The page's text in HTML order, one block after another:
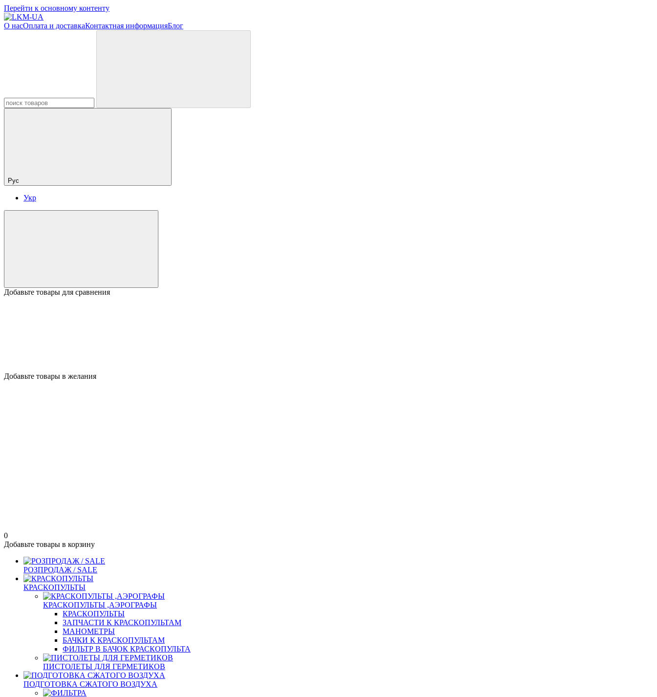
Перейти к основному контенту
О насОплата и доставкаКонтактная информацияБлог
Рус
Укр
Добавьте товары для сравнения
Добавьте товары в желания
0
Добавьте товары в корзину
РОЗПРОДАЖ / SALE
КРАСКОПУЛЬТЫ
КРАСКОПУЛЬТЫ ,АЭРОГРАФЫ
КРАСКОПУЛЬТЫ
ЗАПЧАСТИ К КРАСКОПУЛЬТАМ
МАНОМЕТРЫ
БАЧКИ К КРАСКОПУЛЬТАМ
ФИЛЬТР В БАЧОК КРАСКОПУЛЬТА
ПИСТОЛЕТЫ ДЛЯ ГЕРМЕТИКОВ
ПОДГОТОВКА СЖАТОГО ВОЗДУХА